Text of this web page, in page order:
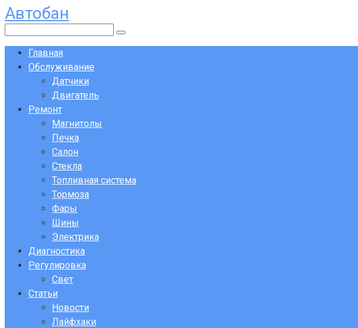
Перейти
к
контенту
Автобан
Главная
Обслуживание
Датчики
Двигатель
Ремонт
Магнитолы
Печка
Салон
Стекла
Топливная система
Тормоза
Фары
Шины
Электрика
Диагностика
Регулировка
Свет
Статьи
Новости
Лайфхаки